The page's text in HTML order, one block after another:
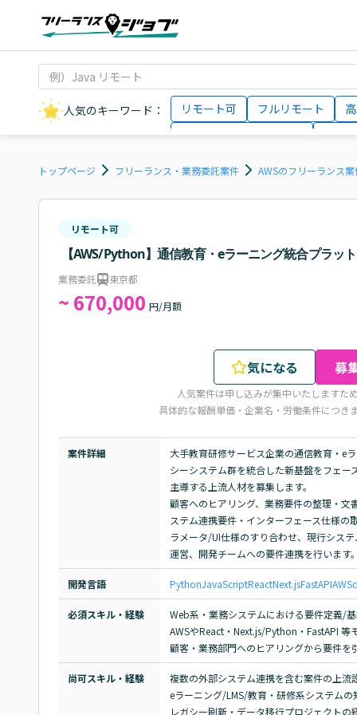
人気のキーワード： リモート可 フルリモート
AIエンジニア
トップページ フリーランス・業務委託案件 AWSのフリーランス
リモート可
【AWS/Python】通信教育・eラーニング統合プラッ
業務委託 東京都
~ 670,000 円/月額
気になる 募
人気案件は申し込みが集中いたしますた
具体的な報酬単価・企業名・労働条件につき
案件詳細
大手教育研修サービス企業の通信教育・e
シーシステム群を統合した新基盤をフェ
主導する上流人材を募集します。
顧客へのヒアリング、業務要件の整理・
ステム連携要件・インターフェース仕様
ラメータ/UI仕様のすり合わせ、現行シス
運営、開発チームへの要件連携を行います
開発言語 PythonJavaScriptReactNext.jsFastAPIAWS
必須スキル・経験
Web系・業務システムにおける要件定義/
AWSやReact・Next.js/Python・FastAPI 等
顧客・業務部門へのヒアリングから要件
尚可スキル・経験
複数の外部システム連携を含む案件の上流
eラーニング/LMS/教育・研修系システムの
レガシー刷新・データ移行プロジェクトの